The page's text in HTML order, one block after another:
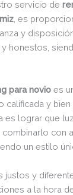
servicio de
, es
y
honestos,
para novioes
calificada y
es lograr que
combinarlo con
un estilo
justos y
a la hora